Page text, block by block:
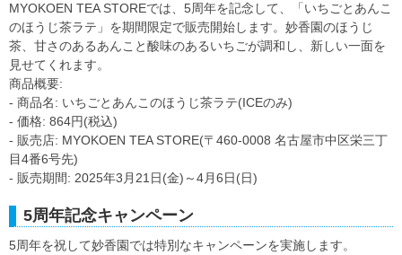
MYOKOEN TEA STOREでは、5周年を記念して、「いちごとあんこ
のほうじ茶ラテ」を期間限定で販売開始します。妙香園のほうじ
茶、甘さのあるあんこと酸味のあるいちごが調和し、新しい一面を
見せてくれます。
商品概要:
- 商品名: いちごとあんこのほうじ茶ラテ(ICEのみ)
- 価格: 864円(税込)
- 販売店: MYOKOEN TEA STORE(〒460-0008 名古屋市中区栄三丁
目4番6号先)
- 販売期間: 2025年3月21日(金)～4月6日(日)
5周年記念キャンペーン
5周年を祝して妙香園では特別なキャンペーンを実施します。